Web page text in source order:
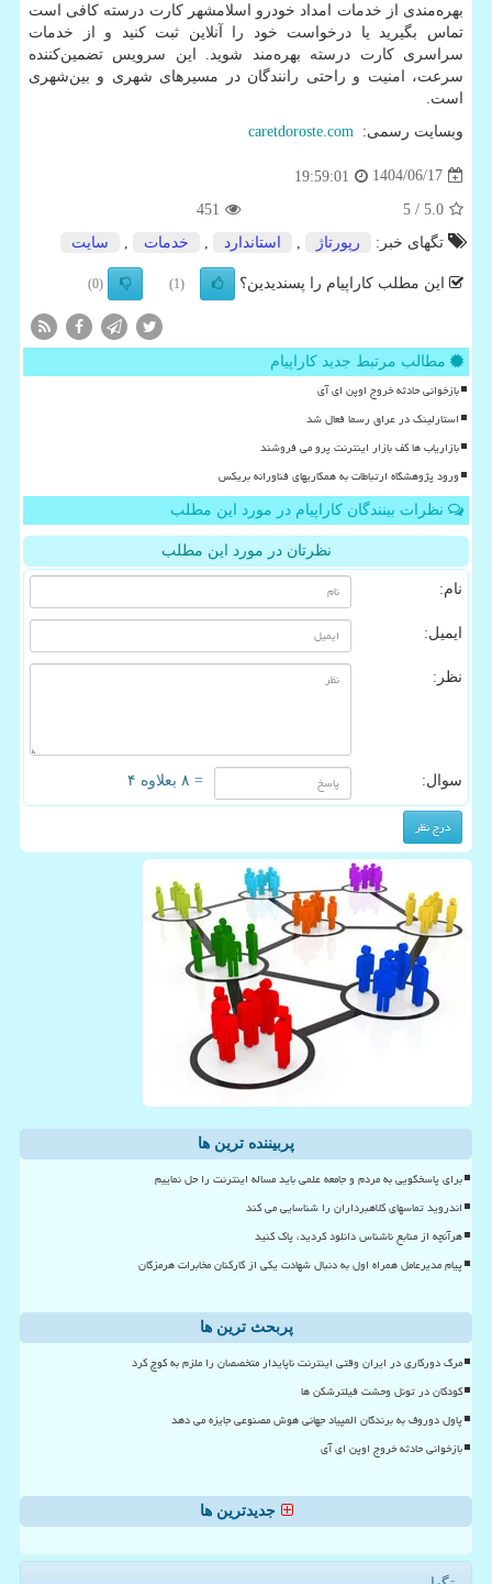
بهره‌مندی از خدمات امداد خودرو اسلامشهر کارت درسته کافی است
تماس بگیرید یا درخواست خود را آنلاین ثبت کنید و از خدمات
سراسری کارت درسته بهره‌مند شوید. این سرویس تضمین‌کننده
سرعت، امنیت و راحتی رانندگان در مسیرهای شهری و بین‌شهری
است.
وبسایت رسمی: caretdoroste.com
1404/06/17
19:59:01
5.0
/ 5
451
تگهای خبر:
رپورتاژ استاندارد خدمات سایت
این مطلب کاراپیام را پسندیدین؟ (1)
(0)
مطالب مرتبط جدید کاراپیام
بازخوانی حادثه خروج اوپن ای آی
استارلینک در عراق رسما فعال شد
بازاریاب ها کف بازار اینترنت پرو می فروشند
ورود پژوهشگاه ارتباطات به همکاریهای فناورانه بریکس
نظرات بینندگان کاراپیام در مورد این مطلب
نظرتان در مورد این مطلب
نام:
ایمیل:
نظر:
سوال: = ۸ بعلاوه ۴
پربیننده ترین ها
برای پاسخگویی به مردم و جامعه علمی باید مساله اینترنت را حل نماییم
اندروید تماسهای کلاهبرداران را شناسایی می کند
هرآنچه از منابع ناشناس دانلود کردید، پاک کنید
پیام مدیرعامل همراه اول به دنبال شهادت یکی از کارکنان مخابرات هرمزگان
پربحث ترین ها
مرگ دورکاری در ایران وقتی اینترنت ناپایدار متخصصان را ملزم به کوچ کرد
کودکان در تونل وحشت فیلترشکن ها
پاول دوروف به برندگان المپیاد جهانی هوش مصنوعی جایزه می دهد
بازخوانی حادثه خروج اوپن ای آی
جدیدترین ها